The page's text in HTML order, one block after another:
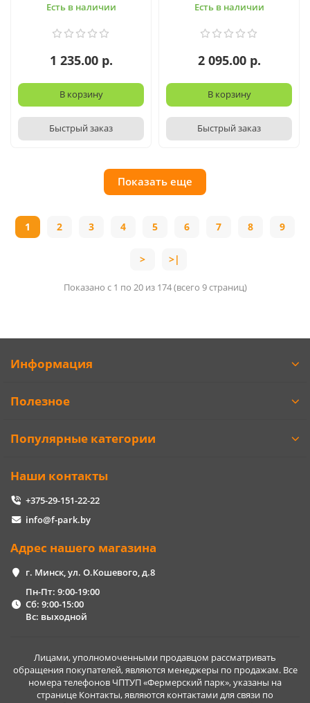
Есть в наличии
1 235.00 р.
В корзину
Быстрый заказ
Есть в наличии
2 095.00 р.
В корзину
Быстрый заказ
Показать еще
1 2 3 4 5 6 7 8 9
> >|
Показано с 1 по 20 из 174 (всего 9 страниц)
Информация
Полезное
Популярные категории
Наши контакты
+375-29-151-22-22
info@f-park.by
Адрес нашего магазина
г. Минск, ул. О.Кошевого, д.8
Пн-Пт: 9:00-19:00
Сб: 9:00-15:00
Вс: выходной
Лицами, уполномоченными продавцом рассматривать
обращения покупателей, являются менеджеры по продажам. Все
номера телефонов ЧПТУП «Фермерский парк», указаны на
странице Контакты, являются контактами для связи по